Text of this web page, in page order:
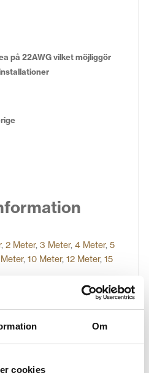
Om
cookies
på 22AWG vilket möjliggör
, 2 Meter, 3 Meter, 4 Meter, 5
, 10 Meter, 12 Meter, 15